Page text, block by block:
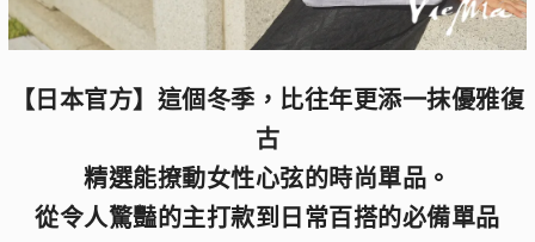
【日本官方】這個冬季，比往年更添一抹優雅復
古
精選能撩動女性心弦的時尚單品。
從令人驚豔的主打款到日常百搭的必備單品